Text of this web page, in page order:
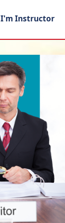
I'm Instructor